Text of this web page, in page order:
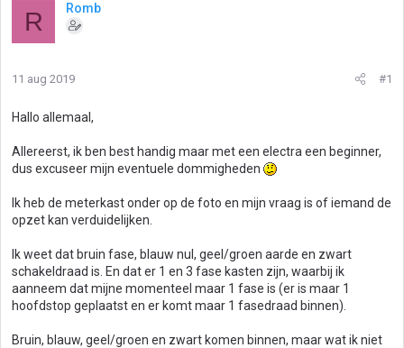
R Romb
11 aug 2019 #1
Hallo allemaal,
Allereerst, ik ben best handig maar met een electra een beginner,
dus excuseer mijn eventuele dommigheden
Ik heb de meterkast onder op de foto en mijn vraag is of iemand de
opzet kan verduidelijken.
Ik weet dat bruin fase, blauw nul, geel/groen aarde en zwart
schakeldraad is. En dat er 1 en 3 fase kasten zijn, waarbij ik
aanneem dat mijne momenteel maar 1 fase is (er is maar 1
hoofdstop geplaatst en er komt maar 1 fasedraad binnen).
Bruin, blauw, geel/groen en zwart komen binnen, maar wat ik niet